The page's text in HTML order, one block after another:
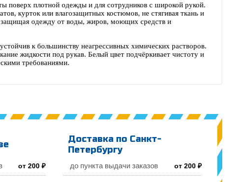
поверх плотной одежды и для сотрудников с широкой рукой.
курток или влагозащитных костюмов, не стягивая ткань и
защищая одежду от воды, жиров, моющих средств и
к большинству неагрессивных химических растворов.
жидкости под рукав. Белый цвет подчёркивает чистоту и
требованиями.
от 200 ₽
Доставка по Санкт-
Петербургу
до пункта выдачи заказов от 200 ₽